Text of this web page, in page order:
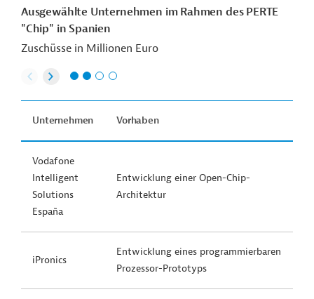
Ausgewählte Unternehmen im Rahmen des PERTE
"Chip" in Spanien
Zuschüsse in Millionen Euro
Unternehmen Vorhaben
Vodafone
Intelligent
Solutions
España
Entwicklung einer Open-Chip-
Architektur
iPronics
Entwicklung eines programmierbaren
Prozessor-Prototyps